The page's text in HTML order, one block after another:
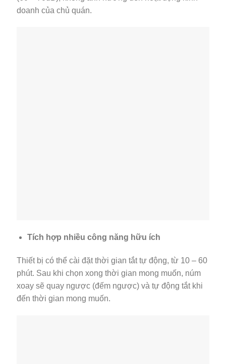
doanh của chủ quán.
Tích hợp nhiều công năng hữu ích
Thiết bị có thể cài đặt thời gian tắt tự động, từ 10 – 60
phút. Sau khi chọn xong thời gian mong muốn, núm
xoay sẽ quay ngược (đếm ngược) và tự động tắt khi
đến thời gian mong muốn.